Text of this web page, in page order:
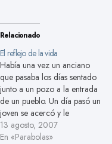
Relacionado
El reflejo de la vida
Había una vez un anciano
que pasaba los días sentado
junto a un pozo a la entrada
de un pueblo. Un día pasó un
joven se acercó y le
preguntó lo siguiente: -
Nunca he venido por estos
13 agosto, 2007
En «Parabolas»